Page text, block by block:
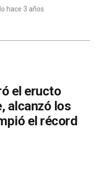
hace 3 años
el eructo
alcanzó los
el récord